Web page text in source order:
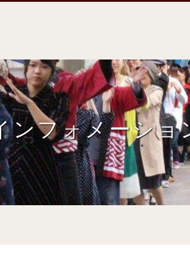
ンフォメーショ